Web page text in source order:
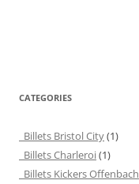
CATEGORIES
Billets Bristol City(1)
Billets Charleroi(1)
Billets Kickers Offenbach